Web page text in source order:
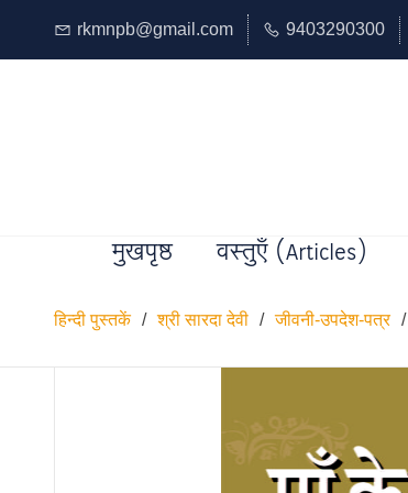
rkmnpb@gmail.com 9403290300
मुखपृष्ठ वस्तुएँ (Articles)
हिन्दी पुस्तकें / श्री सारदा देवी / जीवनी-उपदेश-पत्र /